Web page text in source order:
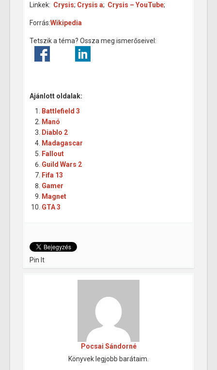
Linkek: Crysis; Crysis a; Crysis – YouTube;
Forrás:Wikipedia
Tetszik a téma? Ossza meg ismerőseivel:
Ajánlott oldalak:
Battlefield 3
Manó
Diablo 2
Madagascar
Fallout
Guild Wars 2
Fifa 13
Gamer
Magnet
GTA 3
Pin It
Pocsai Sándorné
Könyvek legjobb barátaim.